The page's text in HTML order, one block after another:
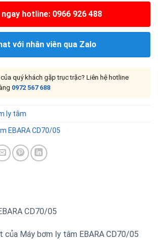
ngay hotline: 0966 926 488
với nhân viên qua Zalo
quý khách gặp trục trặc? Liên hệ hotline
0972 567 688
ly tâm
EBARA CD70/05
CD70/05
của Máy bơm ly tâm EBARA CD70/05